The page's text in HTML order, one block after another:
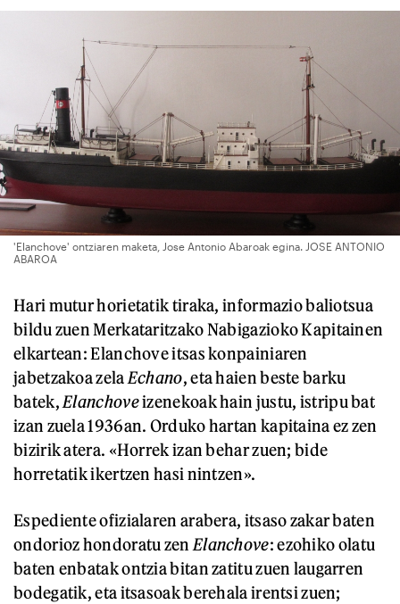
'Elanchove' ontziaren maketa, Jose Antonio Abaroak egina. JOSE ANTONIO
ABAROA
Hari mutur horietatik tiraka, informazio baliotsua
bildu zuen Merkataritzako Nabigazioko Kapitainen
elkartean: Elanchove itsas konpainiaren
jabetzakoa zela Echano, eta haien beste barku
batek, Elanchoveizenekoak hain justu, istripu bat
izan zuela 1936an. Orduko hartan kapitaina ez zen
bizirik atera. «Horrek izan behar zuen; bide
horretatik ikertzen hasi nintzen».
Espediente ofizialaren arabera, itsaso zakar baten
ondorioz hondoratu zen Elanchove: ezohiko olatu
baten enbatak ontzia bitan zatitu zuen laugarren
bodegatik, eta itsasoak berehala irentsi zuen;